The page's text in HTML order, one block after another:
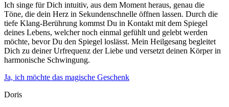
Ich singe für Dich intuitiv, aus dem Moment heraus, genau die
Töne, die dein Herz in Sekundenschnelle öffnen lassen. Durch die
tiefe Klang-Berührung kommst Du in Kontakt mit dem Spiegel
deines Lebens, welcher noch einmal gefühlt und gelebt werden
möchte, bevor Du den Spiegel loslässt. Mein Heilgesang begleitet
Dich zu deiner Urfrequenz der Liebe und versetzt deinen Körper in
harmonische Schwingung.
Ja, ich möchte das magische Geschenk
Doris